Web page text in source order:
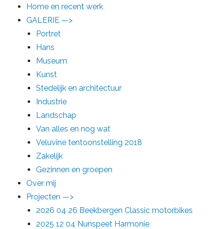
Home en recent werk
GALERIE —>
Portret
Hans
Museum
Kunst
Stedelijk en architectuur
Industrie
Landschap
Van alles en nog wat
Veluvine tentoonstelling 2018
Zakelijk
Gezinnen en groepen
Over mij
Projecten —>
2026 04 26 Beekbergen Classic motorbikes
2025 12 04 Nunspeet Harmonie